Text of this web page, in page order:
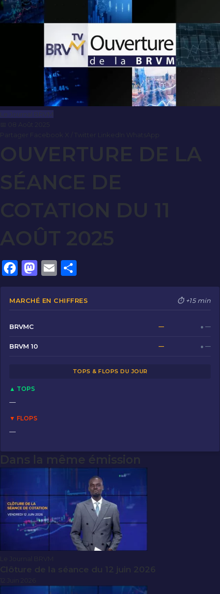
Le Journal BRVM
📅 08 Août 2025
OUVERTURE DE LA
SÉANCE DE
COTATION DU 11
AOÛT 2025
F
a
c
b
o
o
M
a
st
o
n
E
m
ai
ar
ta
MARCHÉ EN CHIFFRES ⏱ +15 min
BRVMC — ● —
BRVM 10 — ● —
TOPS & FLOPS DU JOUR
▲ TOPS
—
▼ FLOPS
—
Dans la même émission
Le Journal BRVM
Clôture de la séance du 12 juin 2026